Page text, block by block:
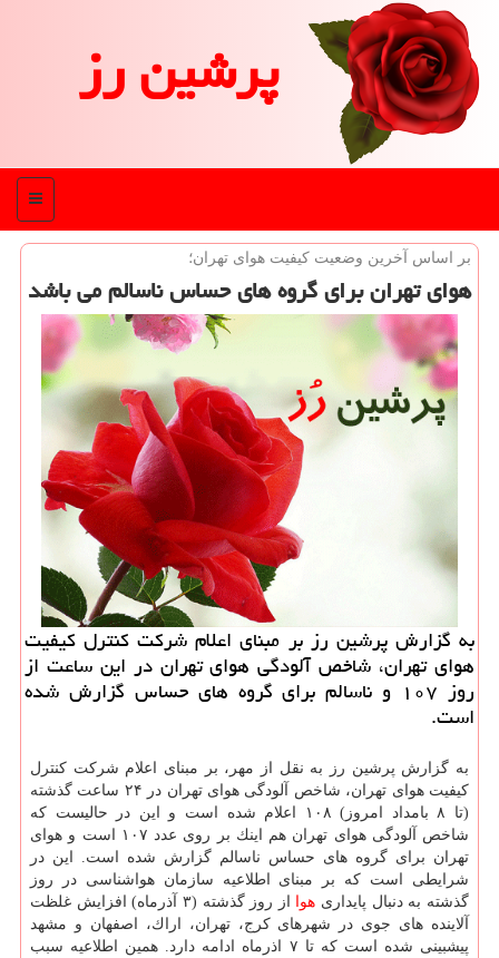
پرشین رز
منو
بر اساس آخرین وضعیت كیفیت هوای تهران؛
هوای تهران برای گروه های حساس ناسالم می باشد
به گزارش پرشین رز بر مبنای اعلام شركت كنترل كیفیت
هوای تهران، شاخص آلودگی هوای تهران در این ساعت از
روز ۱۰۷ و ناسالم برای گروه های حساس گزارش شده
است.
به گزارش پرشین رز به نقل از مهر، بر مبنای اعلام شركت كنترل
كیفیت هوای تهران، شاخص آلودگی هوای تهران در ۲۴ ساعت گذشته
(تا ۸ بامداد امروز) ۱۰۸ اعلام شده است و این در حالیست كه
شاخص آلودگی هوای تهران هم اینك بر روی عدد ۱۰۷ است و هوای
تهران برای گروه های حساس ناسالم گزارش شده است. این در
شرایطی است كه بر مبنای اطلاعیه سازمان هواشناسی در روز
گذشته به دنبال پایداری هوا
از روز گذشته (۳ آذرماه) افزایش غلظت
آلاینده های جوی در شهرهای كرج، تهران، اراك، اصفهان و مشهد
پیشبینی شده است كه تا ۷ اذرماه ادامه دارد. همین اطلاعیه سبب